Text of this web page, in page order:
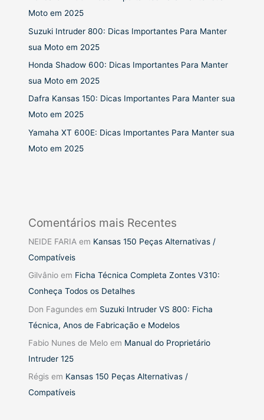
Moto em 2025
Suzuki Intruder 800: Dicas Importantes Para Manter
sua Moto em 2025
Honda Shadow 600: Dicas Importantes Para Manter
sua Moto em 2025
Dafra Kansas 150: Dicas Importantes Para Manter sua
Moto em 2025
Yamaha XT 600E: Dicas Importantes Para Manter sua
Moto em 2025
Comentários mais Recentes
NEIDE FARIA em Kansas 150 Peças Alternativas /
Compatíveis
Gilvânio em Ficha Técnica Completa Zontes V310:
Conheça Todos os Detalhes
Don Fagundes em Suzuki Intruder VS 800: Ficha
Técnica, Anos de Fabricação e Modelos
Fabio Nunes de Melo em Manual do Proprietário
Intruder 125
Régis em Kansas 150 Peças Alternativas /
Compatíveis